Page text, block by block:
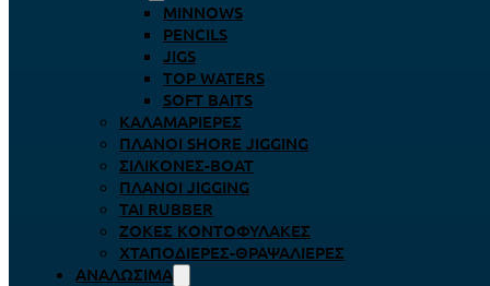
MINNOWS
PENCILS
JIGS
TOP WATERS
SOFT BAITS
ΚΑΛΑΜΑΡΙΈΡΕΣ
ΠΛΆΝΟΙ SHORE JIGGING
ΣΙΛΙΚΌΝΕΣ-BOAT
ΠΛΆΝΟΙ JIGGING
TAI RUBBER
ΖΌΚΕΣ ΚΟΝΤΟΦΎΛΑΚΕΣ
ΧΤΑΠΟΔΙΈΡΕΣ-ΘΡΑΨΑΛΙΈΡΕΣ
ΑΝΑΛΏΣΙΜΑ